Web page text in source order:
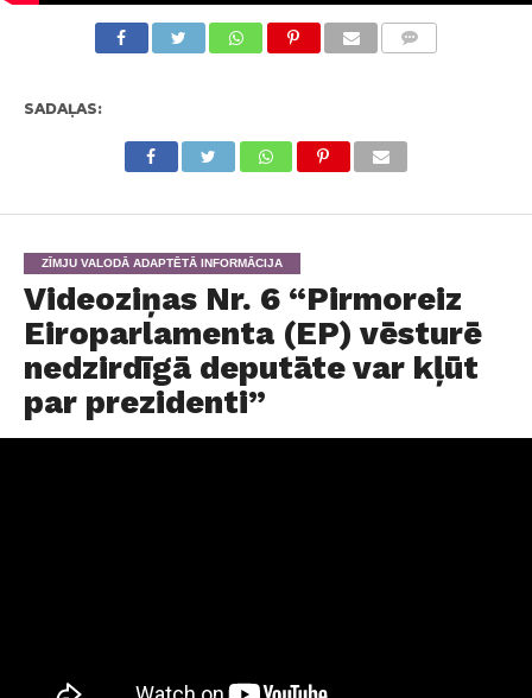
SADAĻAS:
ZĪMJU VALODĀ ADAPTĒTĀ INFORMĀCIJA
Videoziņas Nr. 6 “Pirmoreiz
Eiroparlamenta (EP) vēsturē
nedzirdīgā deputāte var kļūt
par prezidenti”